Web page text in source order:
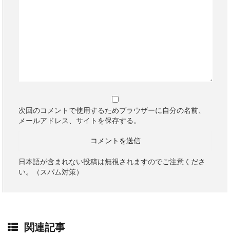
次回のコメントで使用するためブラウザーに自分の名前、
メールアドレス、サイトを保存する。
日本語が含まれない投稿は無視されますのでご注意くださ
い。（スパム対策）
関連記事